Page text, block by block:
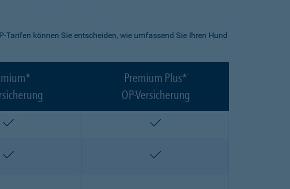
Tarifen können Sie entscheiden, wie umfassend Sie Ihren Hund
Premium Plus*
OP-Versicherung
enthalten
enthalten